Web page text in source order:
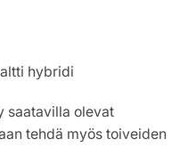
hybridi
saatavilla olevat
tehdä myös toiveiden